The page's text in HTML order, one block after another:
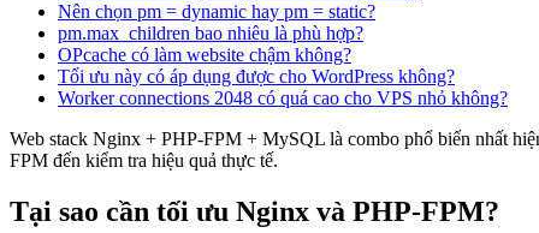
Nên chọn pm = dynamic hay pm = static?
pm.max_children bao nhiêu là phù hợp?
OPcache có làm website chậm không?
Tối ưu này có áp dụng được cho WordPress không?
Worker connections 2048 có quá cao cho VPS nhỏ không?
Web stack Nginx + PHP-FPM + MySQL là combo phổ biến nhất
FPM đến kiểm tra hiệu quả thực tế.
Tại sao cần tối ưu Nginx và PHP-FPM?